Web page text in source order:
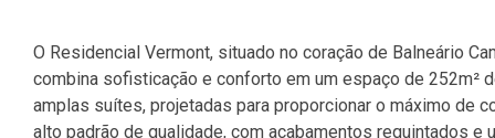
O Residencial Vermont, situado no coração de Balneário
combina sofisticação e conforto em um espaço de 252m²
amplas suítes, projetadas para proporcionar o máximo de
alto padrão de qualidade, com acabamentos requintados